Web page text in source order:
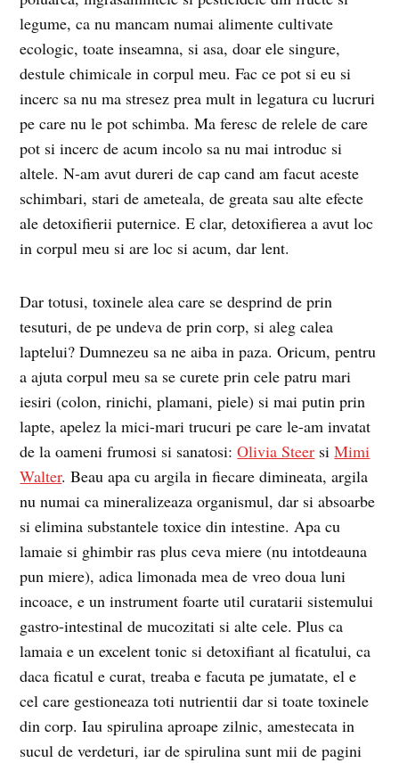
legume, ca nu mancam numai alimente cultivate
ecologic, toate inseamna, si asa, doar ele singure,
destule chimicale in corpul meu. Fac ce pot si eu si
incerc sa nu ma stresez prea mult in legatura cu lucruri
pe care nu le pot schimba. Ma feresc de relele de care
pot si incerc de acum incolo sa nu mai introduc si
altele. N-am avut dureri de cap cand am facut aceste
schimbari, stari de ameteala, de greata sau alte efecte
ale detoxifierii puternice. E clar, detoxifierea a avut loc
in corpul meu si are loc si acum, dar lent.
Dar totusi, toxinele alea care se desprind de prin
tesuturi, de pe undeva de prin corp, si aleg calea
laptelui? Dumnezeu sa ne aiba in paza. Oricum, pentru
a ajuta corpul meu sa se curete prin cele patru mari
iesiri (colon, rinichi, plamani, piele) si mai putin prin
lapte, apelez la mici-mari trucuri pe care le-am invatat
de la oameni frumosi si sanatosi:Olivia Steer siMimi
Walter. Beau apa cu argila in fiecare dimineata, argila
nu numai ca mineralizeaza organismul, dar si absoarbe
si elimina substantele toxice din intestine. Apa cu
lamaie si ghimbir ras plus ceva miere (nu intotdeauna
pun miere), adica limonada mea de vreo doua luni
incoace, e un instrument foarte util curatarii sistemului
gastro-intestinal de mucozitati si alte cele. Plus ca
lamaia e un excelent tonic si detoxifiant al ficatului, ca
daca ficatul e curat, treaba e facuta pe jumatate, el e
cel care gestioneaza toti nutrientii dar si toate toxinele
din corp. Iau spirulina aproape zilnic, amestecata in
sucul de verdeturi, iar de spirulina sunt mii de pagini